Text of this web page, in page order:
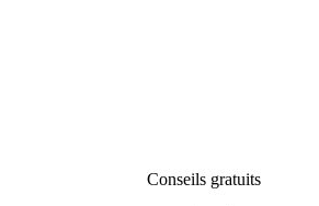
Conseils gratuits